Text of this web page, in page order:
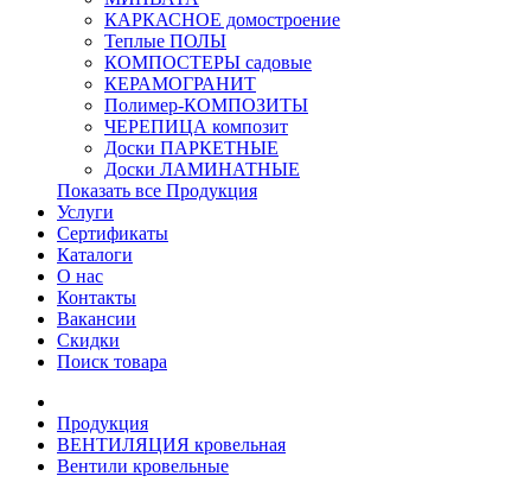
КАРКАСНОЕ домостроение
Теплые ПОЛЫ
КОМПОСТЕРЫ садовые
КЕРАМОГРАНИТ
Полимер-КОМПОЗИТЫ
ЧЕРЕПИЦА композит
Доски ПАРКЕТНЫЕ
Доски ЛАМИНАТНЫЕ
Показать все Продукция
Услуги
Сертификаты
Каталоги
О нас
Контакты
Вакансии
Скидки
Поиск товара
Продукция
ВЕНТИЛЯЦИЯ кровельная
Вентили кровельные